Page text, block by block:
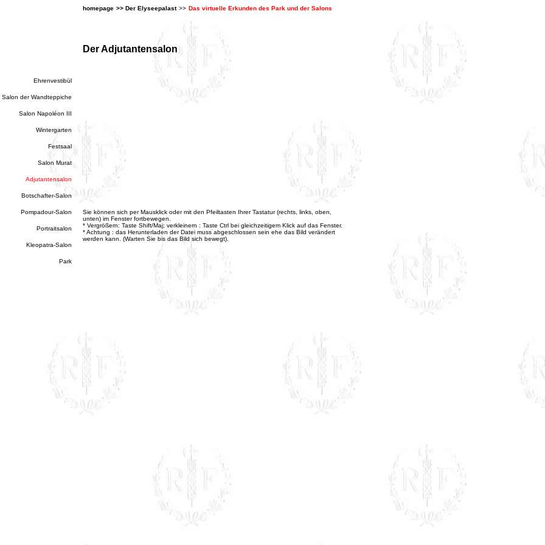
homepage >> Der Elyseepalast >> Das virtuelle Erkunden des Park und der Salons
Der Adjutantensalon
Ehrenvestibül
Salon der Wandteppiche
Salon Napoléon III
Wintergarten
Festsaal
Salon Murat
Adjutantensalon
Botschafter-Salon
Pompadour-Salon
Portraitsalon
Kleopatra-Salon
Park
Sie können sich per Mausklick oder mit den Pfeiltasten Ihrer Tastatur (rechts, links, oben,
unten) im Fenster fortbewegen.
* Vergrößern: Taste Shift/Maj; verkleinern : Taste Ctrl bei gleichzeitigem Klick auf das Fenster.
* Achtung : das Herunterladen der Datei muss abgeschlossen sein ehe das Bild verändert
werden kann. (Warten Sie bis das Bild sich bewegt).